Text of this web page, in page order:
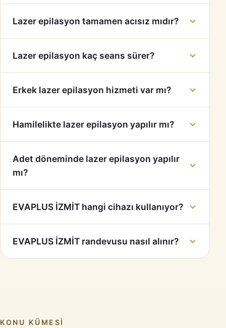
Lazer epilasyon tamamen acısız mıdır?
Lazer epilasyon kaç seans sürer?
Erkek lazer epilasyon hizmeti var mı?
Hamilelikte lazer epilasyon yapılır mı?
Adet döneminde lazer epilasyon yapılır
mı?
EVAPLUS İZMİT hangi cihazı kullanıyor?
EVAPLUS İZMİT randevusu nasıl alınır?
KONU KÜMESI